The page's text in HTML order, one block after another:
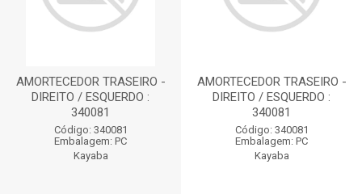
AMORTECEDOR TRASEIRO -
DIREITO / ESQUERDO :
340081
Código: 340081
Embalagem: PC
Kayaba
AMORTECEDOR TRASEIRO -
DIREITO / ESQUERDO :
340081
Código: 340081
Embalagem: PC
Kayaba